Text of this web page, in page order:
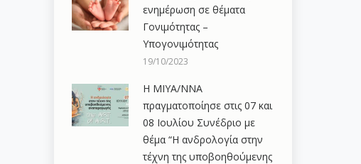
ενημέρωση σε θέματα
Γονιμότητας –
Υπογονιμότητας
19/10/2023
Η ΜΙΥΑ/ΝΝΑ
πραγματοποίησε στις 07 και
08 Ιουλίου Συνέδριο με
θέμα “Η ανδρολογία στην
τέχνη της υποβοηθούμενης